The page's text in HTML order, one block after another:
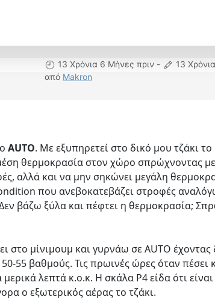
13 Χρόνια 6 Μήνες πριν - 13
από Makron
AUTO. Με εξυπηρετεί στο δικό μου τζάκι το
θερμοκρασία στον χώρο σπρώχνοντας
αλλά και να μην σηκώνει μεγάλη
που ανεβοκατεβάζει στροφές
βάζω ξύλα και πέφτει η θερμοκρασία;
στο μίνιμουμ και γυρνάω σε AUTO έχοντας
55 βαθμούς. Τις πρωινές ώρες όταν
λεπτά κ.ο.κ. Η σκάλα P4 είδα ότι
ο εξωτερικός αέρας το τζάκι.